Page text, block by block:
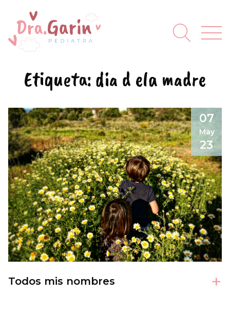
Etiqueta: dia d ela madre
07
May
23
Todos mis nombres +